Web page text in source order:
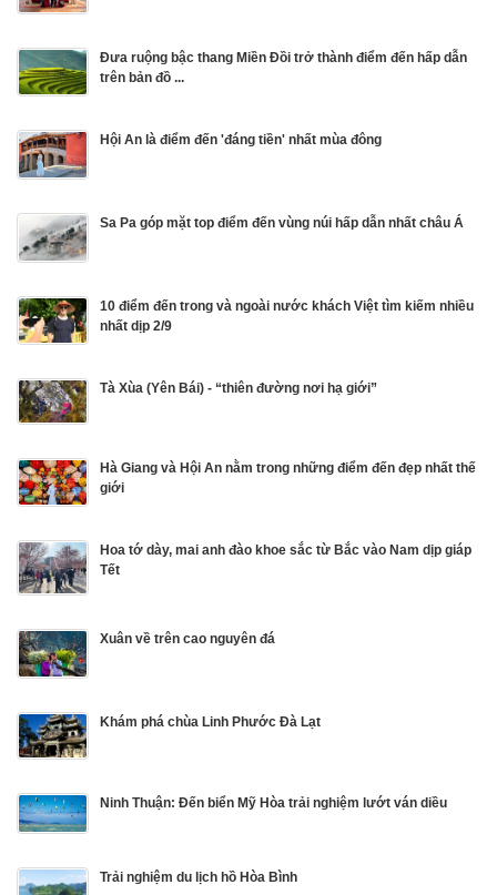
Đưa ruộng bậc thang Miền Đồi trở thành điểm đến hấp dẫn
trên bản đồ ...
Hội An là điểm đến 'đáng tiền' nhất mùa đông
Sa Pa góp mặt top điểm đến vùng núi hấp dẫn nhất châu Á
10 điểm đến trong và ngoài nước khách Việt tìm kiếm nhiều
nhất dịp 2/9
Tà Xùa (Yên Bái) - “thiên đường nơi hạ giới”
Hà Giang và Hội An nằm trong những điểm đến đẹp nhất thế
giới
Hoa tớ dày, mai anh đào khoe sắc từ Bắc vào Nam dịp giáp
Tết
Xuân về trên cao nguyên đá
Khám phá chùa Linh Phước Đà Lạt
Ninh Thuận: Đến biển Mỹ Hòa trải nghiệm lướt ván diều
Trải nghiệm du lịch hồ Hòa Bình